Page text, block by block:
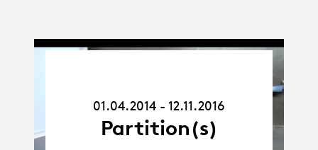
12.11.1601.04.2014 - 12.11.2016
Partition(s)